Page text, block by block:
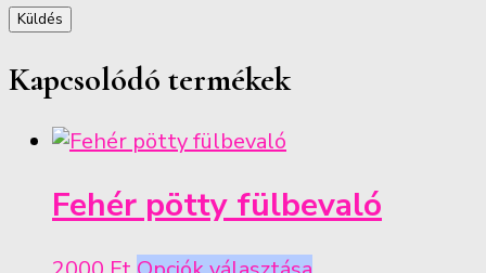
Kapcsolódó termékek
Fehér pötty fülbevaló